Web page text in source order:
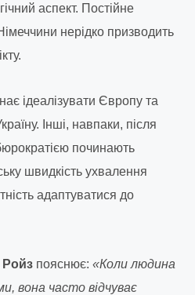
аспект. Постійне
нерідко призводить
ідеалізувати Європу та
Інші, навпаки, після
починають
швидкість ухвалення
адаптуватися до
Ройз пояснює: «Коли людина
вона часто відчуває